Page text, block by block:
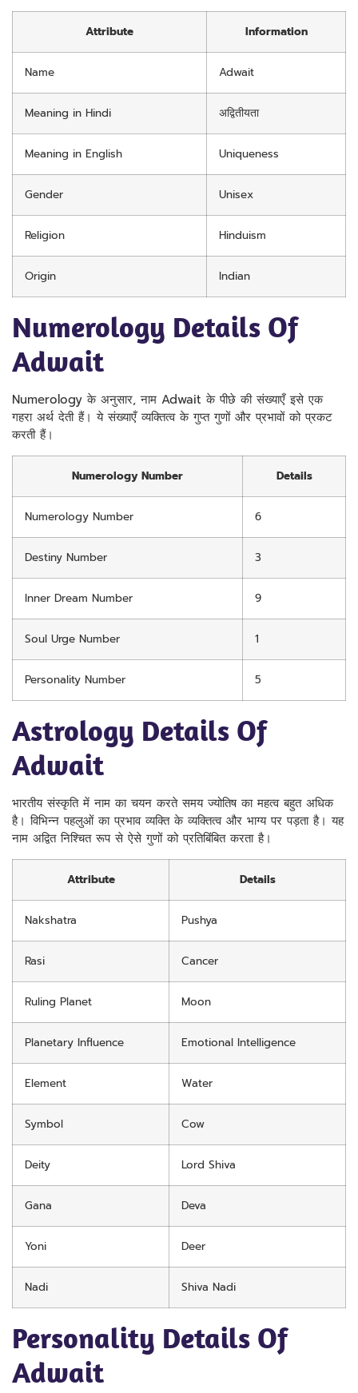
Attribute Information
Name Adwait
Meaning in Hindi अद्वितीयता
Meaning in English Uniqueness
Gender Unisex
Religion Hinduism
Origin Indian
Numerology Details Of
Adwait
Numerology के अनुसार, नाम Adwait के पीछे की संख्याएँ इसे एक
गहरा अर्थ देती हैं। ये संख्याएँ व्यक्तित्व के गुप्त गुणों और प्रभावों को प्रकट
करती हैं।
Numerology Number Details
Numerology Number 6
Destiny Number 3
Inner Dream Number 9
Soul Urge Number 1
Personality Number 5
Astrology Details Of
Adwait
भारतीय संस्कृति में नाम का चयन करते समय ज्योतिष का महत्व बहुत अधिक
है। विभिन्न पहलुओं का प्रभाव व्यक्ति के व्यक्तित्व और भाग्य पर पड़ता है। यह
नाम अद्वित निश्चित रूप से ऐसे गुणों को प्रतिबिंबित करता है।
Attribute Details
Nakshatra Pushya
Rasi Cancer
Ruling Planet Moon
Planetary Influence Emotional Intelligence
Element Water
Symbol Cow
Deity Lord Shiva
Gana Deva
Yoni Deer
Nadi Shiva Nadi
Personality Details Of
Adwait